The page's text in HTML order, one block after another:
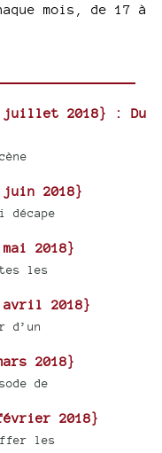
mois, de 17 à
juillet 2018} : Du
2018}
décape
2018}
les
avril 2018}
d’un
2018}
de
2018}
les